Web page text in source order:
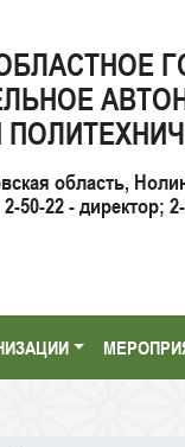
область,
50-22 - директор;